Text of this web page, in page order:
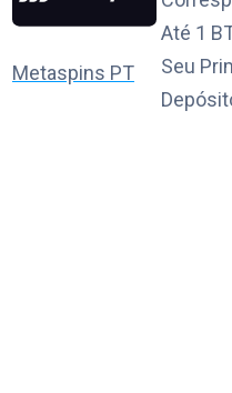
Metaspins PT
Até 1
Seu